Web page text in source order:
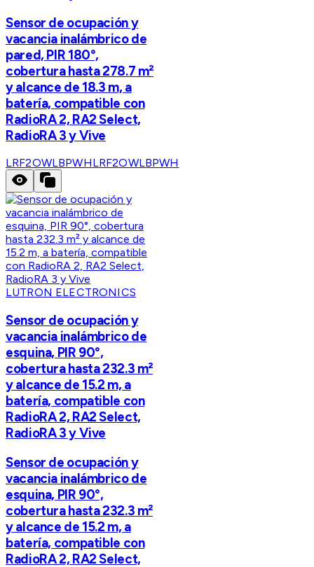
Sensor de ocupación y
vacancia inalámbrico de
pared, PIR 180°,
cobertura hasta 278.7 m²
y alcance de 18.3 m, a
batería, compatible con
RadioRA 2, RA2 Select,
RadioRA 3 y Vive
LRF2OWLBPWHLRF2OWLBPWH
LUTRON ELECTRONICS
Sensor de ocupación y
vacancia inalámbrico de
esquina, PIR 90°,
cobertura hasta 232.3 m²
y alcance de 15.2 m, a
batería, compatible con
RadioRA 2, RA2 Select,
RadioRA 3 y Vive
Sensor de ocupación y
vacancia inalámbrico de
esquina, PIR 90°,
cobertura hasta 232.3 m²
y alcance de 15.2 m, a
batería, compatible con
RadioRA 2, RA2 Select,